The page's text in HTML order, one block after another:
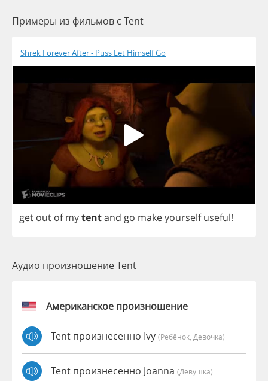
Примеры из фильмов c Tent
Shrek Forever After - Puss Let Himself Go
get out of mytentand go makeyourself useful!
Аудио произношение Tent
Американское произношение
Tent произнесенно Ivy (Ребёнок, Девочка)
Tent произнесенно Joanna (девушка)